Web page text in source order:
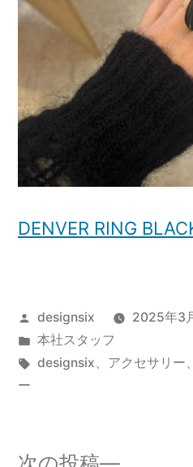
DENVER RING
投
稿
者:
designsix
2025年3
カ
テ
本社スタッフ
タ
designsix、 アクセサリー、
ー